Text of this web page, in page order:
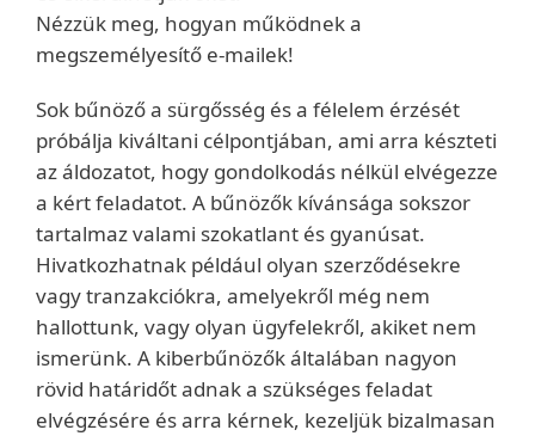
Nézzük meg, hogyan működnek a
megszemélyesítő e-mailek!
Sok bűnöző a sürgősség és a félelem érzését
próbálja kiváltani célpontjában, ami arra készteti
az áldozatot, hogy gondolkodás nélkül elvégezze
a kért feladatot. A bűnözők kívánsága sokszor
tartalmaz valami szokatlant és gyanúsat.
Hivatkozhatnak például olyan szerződésekre
vagy tranzakciókra, amelyekről még nem
hallottunk, vagy olyan ügyfelekről, akiket nem
ismerünk. A kiberbűnözők általában nagyon
rövid határidőt adnak a szükséges feladat
elvégzésére és arra kérnek, kezeljük bizalmasan